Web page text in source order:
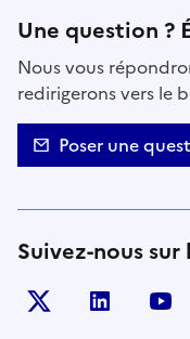
Une question ?
Nous vous
redirigerons vers le
Poser une
Suivez-nous
Twitter
- nouvelle fenêtre
LinkedIn
- nouvelle
-